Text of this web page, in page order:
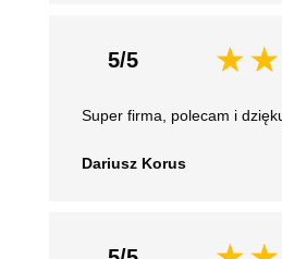
5/5
Super firma, polecam i
Dariusz Korus